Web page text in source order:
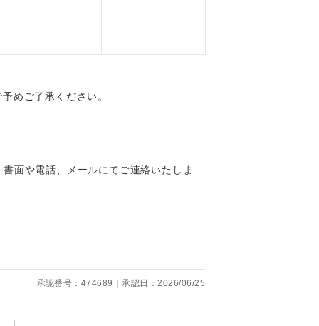
めご了承ください。
面や電話、メールにてご連絡いたしま
承認番号：474689｜承認日：2026/06/25